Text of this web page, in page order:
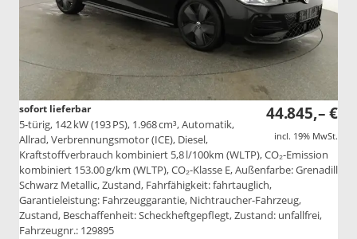
44.845,– €
incl. 19% MwSt.
sofort lieferbar
5-türig, 142 kW (193 PS), 1.968 cm³, Automatik,
Allrad, Verbrennungsmotor (ICE), Diesel,
Kraftstoffverbrauch kombiniert 5,8 l/100km (WLTP), CO₂-Emission
kombiniert 153.00 g/km (WLTP), CO₂-Klasse E, Außenfarbe: Grenadill
Schwarz Metallic, Zustand, Fahrfähigkeit: fahrtauglich,
Garantieleistung: Fahrzeuggarantie, Nichtraucher-Fahrzeug,
Zustand, Beschaffenheit: Scheckheftgepflegt, Zustand: unfallfrei,
Fahrzeugnr.: 129895